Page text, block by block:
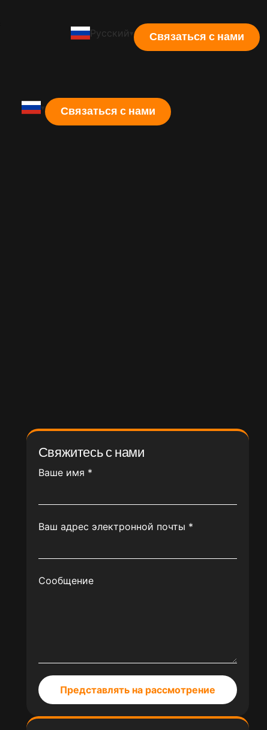
Русский Связаться с нами
Связаться с нами
Свяжитесь с нами
Ваше имя *
Ваш адрес электронной почты *
Сообщение
Представлять на рассмотрение